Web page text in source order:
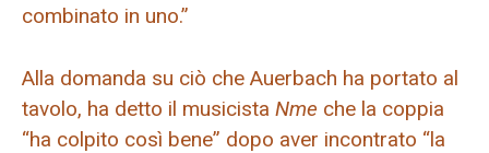
combinato in uno.”
Alla domanda su ciò che Auerbach ha portato al
tavolo, ha detto il musicista Nme che la coppia
“ha colpito così bene” dopo aver incontrato “la